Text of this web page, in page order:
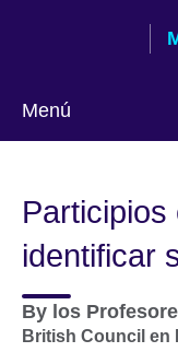
Menú
language
identificar
By los
British Council en